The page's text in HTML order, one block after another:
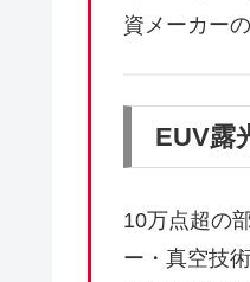
資メーカー
EUV露
10万点超の
ー・真空技